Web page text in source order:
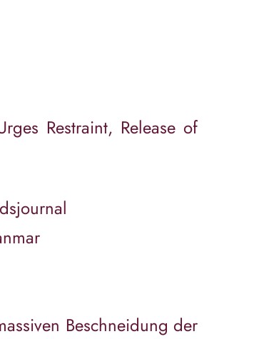
Restraint, Release of
Beschneidung der